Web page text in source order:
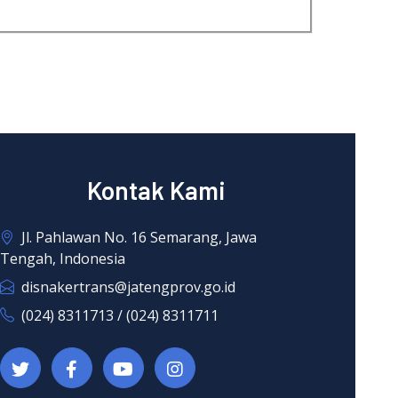
Kontak Kami
Jl. Pahlawan No. 16 Semarang, Jawa
Tengah, Indonesia
disnakertrans@jatengprov.go.id
(024) 8311713 / (024) 8311711